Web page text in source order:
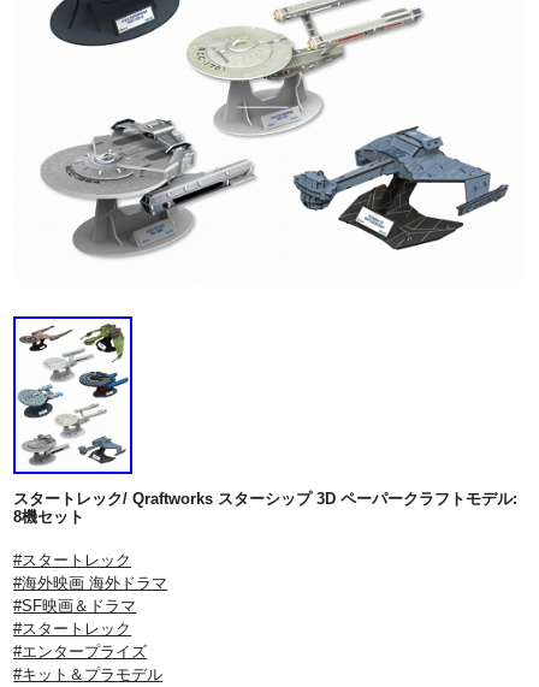
スタートレック/ Qraftworks スターシップ 3D ペーパークラフトモデル:
8機セット
#スタートレック
#海外映画 海外ドラマ
#SF映画＆ドラマ
#スタートレック
#エンタープライズ
#キット＆プラモデル